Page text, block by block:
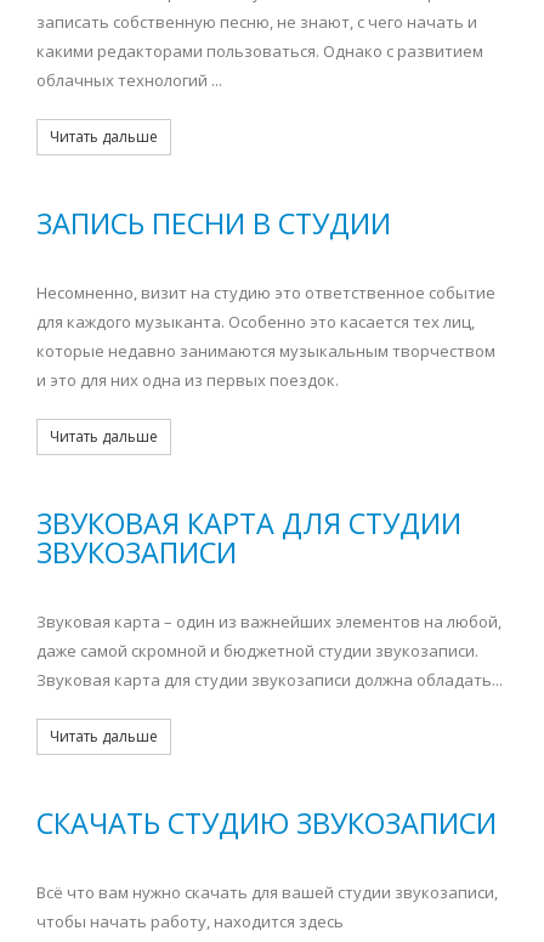
записать собственную песню, не знают, с чего начать и
какими редакторами пользоваться. Однако с развитием
облачных технологий ...
Читать дальше
ЗАПИСЬ ПЕСНИ В СТУДИИ
Несомненно, визит на студию это ответственное событие
для каждого музыканта. Особенно это касается тех лиц,
которые недавно занимаются музыкальным творчеством
и это для них одна из первых поездок.
Читать дальше
ЗВУКОВАЯ КАРТА ДЛЯ СТУДИИ
ЗВУКОЗАПИСИ
Звуковая карта – один из важнейших элементов на любой,
даже самой скромной и бюджетной студии звукозаписи.
Звуковая карта для студии звукозаписи должна обладать...
Читать дальше
СКАЧАТЬ СТУДИЮ ЗВУКОЗАПИСИ
Всё что вам нужно скачать для вашей студии звукозаписи,
чтобы начать работу, находится здесь